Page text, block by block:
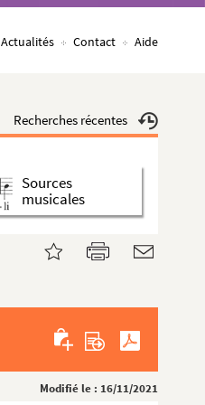
Actualités Contact Aide
Recherches récentes
Sources
musicales
Modifié le : 16/11/2021